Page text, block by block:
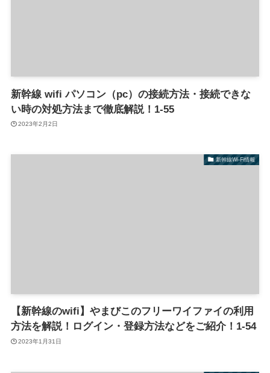
新幹線 wifi パソコン（pc）の接続方法・接続できな
い時の対処方法まで徹底解説！1-55
2023年2月2日
新幹線Wi-Fi情報
【新幹線のwifi】やまびこのフリーワイファイの利用
方法を解説！ログイン・登録方法などをご紹介！1-54
2023年1月31日